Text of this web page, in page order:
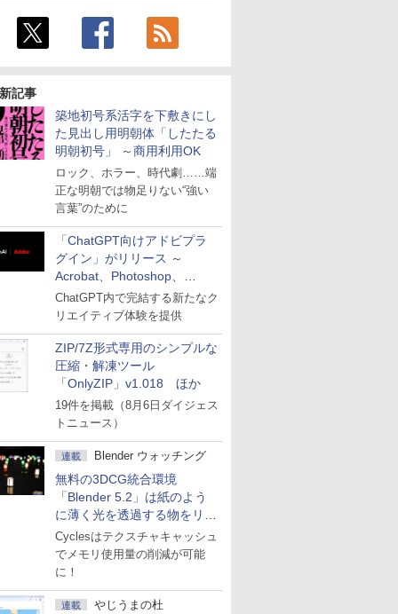
記事
築地初号系活字を下敷きにし
た見出し用明朝体「したたる
明朝初号」 ～商用利用OK
ロック、ホラー、時代劇……端
正な明朝では物足りない“強い
言葉”のために
「ChatGPT向けアドビプラ
グイン」がリリース ～
Acrobat、Photoshop、
Premiereなどの機能を1つの
プラグインに統合
ChatGPT内で完結する新たなク
リエイティブ体験を提供
ZIP/7Z形式専用のシンプルな
圧縮・解凍ツール
「OnlyZIP」v1.018 ほか
19件を掲載（8月6日ダイジェス
トニュース）
連載 Blender ウォッチング
無料の3DCG統合環境
「Blender 5.2」は紙のよう
に薄く光を透過する物をリア
ルに表現
Cyclesはテクスチャキャッシュ
でメモリ使用量の削減が可能
に！
連載 やじうまの杜